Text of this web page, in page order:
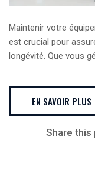
Maintenir votre
est crucial pour
longévité. Que vous
EN SAVOIR PLUS
Share this